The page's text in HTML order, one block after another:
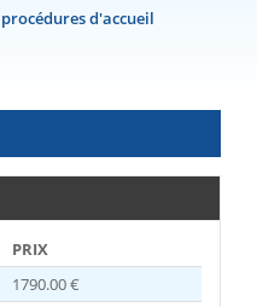
d'accueil
PRIX
1790.00 €